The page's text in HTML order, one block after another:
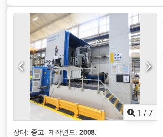
1 /7
상태: 중고, 제작년도: 2008,